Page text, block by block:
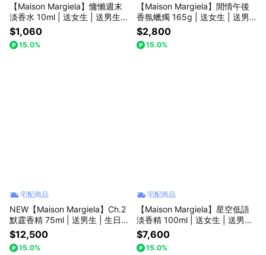
【Maison Margiela】慵懶週末
淡香水 10ml | 送女生 | 送男生 |
生日禮物 | 父親節 | 七夕情人節
$1,060
15.0%
【Maison Margiela】閒情午後
香氛蠟燭 165g | 送女生 | 送男
生 | 生日禮物 | 新居禮 | 父親節 |
七夕情人節
$2,800
15.0%
宅配商品
NEW【Maison Margiela】Ch.2
默霆香精 75ml | 送男生 | 生日禮
物 | 父親節 | 七夕情人節
$12,500
15.0%
宅配商品
【Maison Margiela】星空低語
淡香精 100ml | 送女生 | 送男生
| 生日禮物 | 父親節 | 七夕情人
節
$7,600
15.0%